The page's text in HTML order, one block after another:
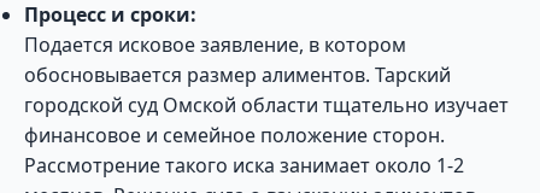
Процесс и сроки:
Подается исковое заявление, в котором
обосновывается размер алиментов. Тарский
городской суд Омской области тщательно изучает
финансовое и семейное положение сторон.
Рассмотрение такого иска занимает около 1-2